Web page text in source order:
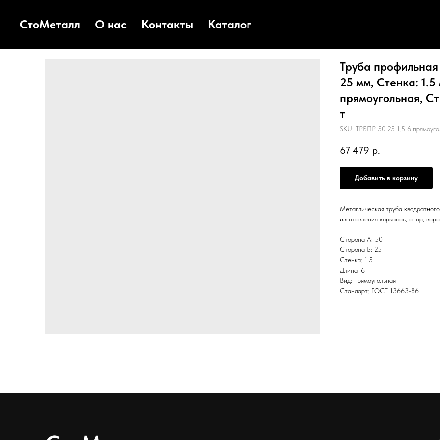
СтоМеталл О нас Контакты Каталог
Труба
25 мм, Стенка:
прямоугольная,
т
SKU: ТРБПР 50 25 1.5 6
67 479 р.
Добавить в корзину
Металлическая труба
изготовления каркасов, опор,
Сторона А: 50
Сторона Б: 25
Стенка: 1.5
Длина: 6
Вид: прямоугольная
Стандарт: ГОСТ 13663-86